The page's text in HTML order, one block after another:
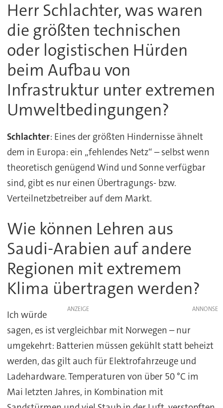
Herr Schlachter, was waren
die größten technischen
oder logistischen Hürden
beim Aufbau von
Infrastruktur unter extremen
Umweltbedingungen?
Schlachter: Eines der größten Hindernisse ähnelt
dem in Europa: ein „fehlendes Netz“ – selbst wenn
theoretisch genügend Wind und Sonne verfügbar
sind, gibt es nur einen Übertragungs- bzw.
Verteilnetzbetreiber auf dem Markt.
Wie können Lehren aus
Saudi-Arabien auf andere
Regionen mit extremem
Klima übertragen werden?
ANZEIGE
Ich würde
sagen, es ist vergleichbar mit Norwegen – nur
umgekehrt: Batterien müssen gekühlt statt beheizt
werden, das gilt auch für Elektrofahrzeuge und
Ladehardware. Temperaturen von über 50 °C im
Mai letzten Jahres, in Kombination mit